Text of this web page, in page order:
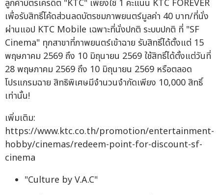
ลูกค้าบัตรเครดิต "KTC" เพียงใช้ 1 คะแนน KTC FOREVER
เพื่อรับสิทธิ์โค้ดส่วนลดบัตรชมภาพยนตร์มูลค่า 40 บาท/ที่นั่ง
ผ่านแอป KTC Mobile เฉพาะที่นั่งปกติ ระบบปกติ ที่ "SF
Cinema" ทุกสาขาที่ภาพยนตร์เข้าฉาย รับสิทธิ์ได้ตั้งแต่ 15
พฤษภาคม 2569 ถึง 10 มิถุนายน 2569 ใช้สิทธิ์ได้ตั้งแต่วันที่
28 พฤษภาคม 2569 ถึง 10 มิถุนายน 2569 หรือตลอด
โปรแกรมฉาย สิทธิพิเศษมีจำนวนจำกัดเพียง 10,000 สิทธิ์
เท่านั้น!
เพิ่มเติม:
https://www.ktc.co.th/promotion/entertainment-
hobby/cinemas/redeem-point-for-discount-sf-
cinema
"Culture by V.A.C"